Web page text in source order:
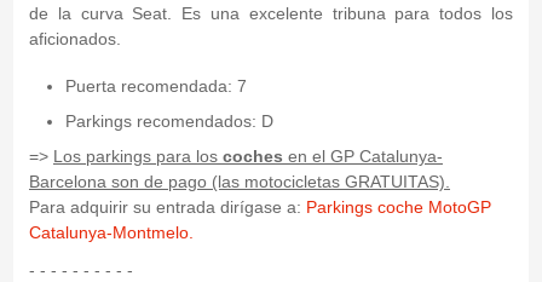
de la curva Seat. Es una excelente tribuna para todos los
aficionados.
Puerta recomendada: 7
Parkings recomendados: D
=> Los parkings para los coches en el GP Catalunya-
Barcelona son de pago (las motocicletas GRATUITAS).
Para adquirir su entrada dirígase a: Parkings coche MotoGP
Catalunya-Montmelo.
- - - - - - - - - -